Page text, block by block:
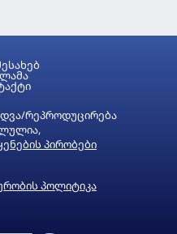
რეპროდუცირება
პირობები
პოლიტიკა